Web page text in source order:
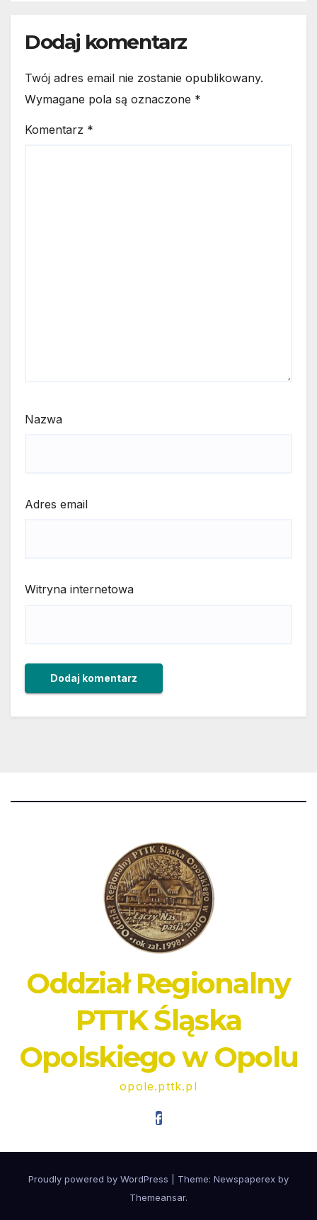
Dodaj komentarz
Twój adres email nie zostanie opublikowany.
Wymagane pola są oznaczone *
Komentarz *
Nazwa
Adres email
Witryna internetowa
Oddział Regionalny
PTTK Śląska
Opolskiego w Opolu
opole.pttk.pl
Proudly powered by WordPress
Theme: Newspaperex by
Themeansar.